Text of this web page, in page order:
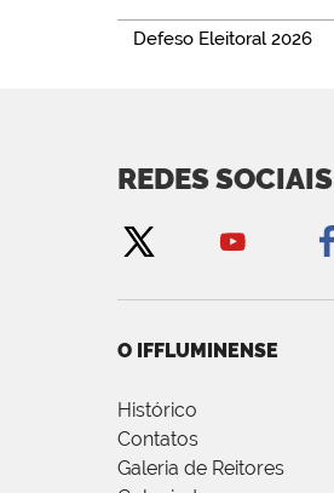
Defeso Eleitoral 2026
REDES SOCIAIS
O IFFLUMINENSE
Histórico
Contatos
Galeria de Reitores